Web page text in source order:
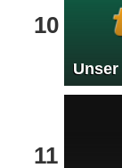
10
11